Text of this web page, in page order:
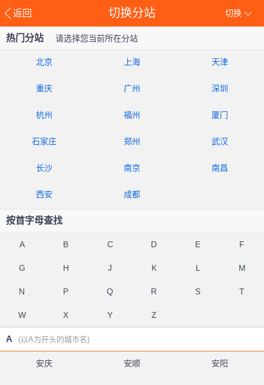
返回 切换
切换分站
热门分站 请选择您当前所在分站
北京 上海 天津
重庆 广州 深圳
杭州 福州 厦门
石家庄 郑州 武汉
长沙 南京 南昌
西安 成都
按首字母查找
A B C D E F
G H J K L M
N P Q R S T
W X Y Z
A (以A为开头的城市名)
安庆 安顺 安阳